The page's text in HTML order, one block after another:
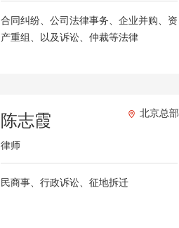
合同纠纷、公司法律事务、企业并购、资
产重组、以及诉讼、仲裁等法律
陈志霞
律师
北京总部
民商事、行政诉讼、征地拆迁